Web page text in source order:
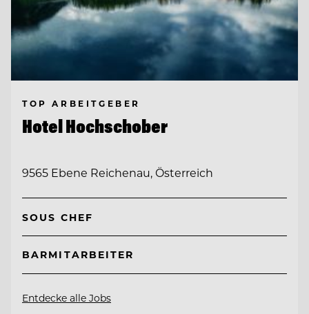
TOP ARBEITGEBER
Hotel Hochschober
9565 Ebene Reichenau, Österreich
SOUS CHEF
BARMITARBEITER
Entdecke alle Jobs